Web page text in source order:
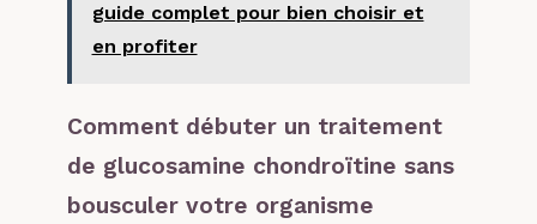
guide complet pour bien choisir et
en profiter
Comment débuter un traitement
de glucosamine chondroïtine sans
bousculer votre organisme